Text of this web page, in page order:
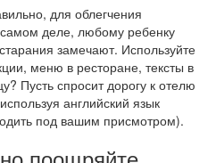
для облегчения
деле, любому ребенку
замечают. Используйте
меню в ресторане, тексты в
Пусть спросит дорогу к отелю
английский язык
под вашим присмотром).